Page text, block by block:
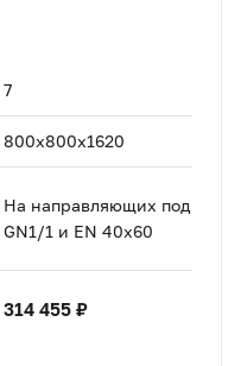
7
800x800x1620
На направляющих под
GN1/1 и EN 40x60
314 455 ₽